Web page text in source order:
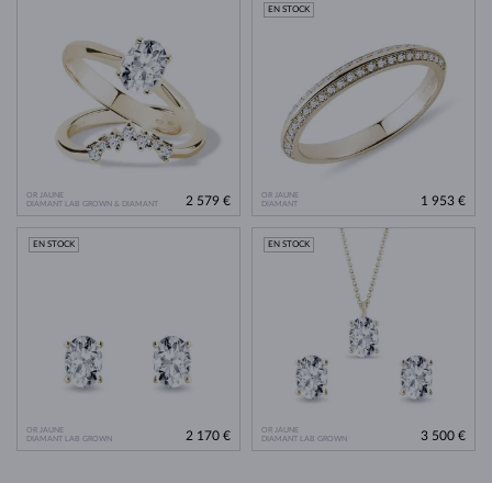
OR JAUNE
DIAMANT LAB GROWN & DIAMANT
2 579 €
OR JAUNE
DIAMANT
EN STOCK
1 953 €
OR JAUNE
DIAMANT LAB GROWN
EN STOCK
2 170 €
OR JAUNE
DIAMANT LAB GROWN
EN STOCK
3 500 €